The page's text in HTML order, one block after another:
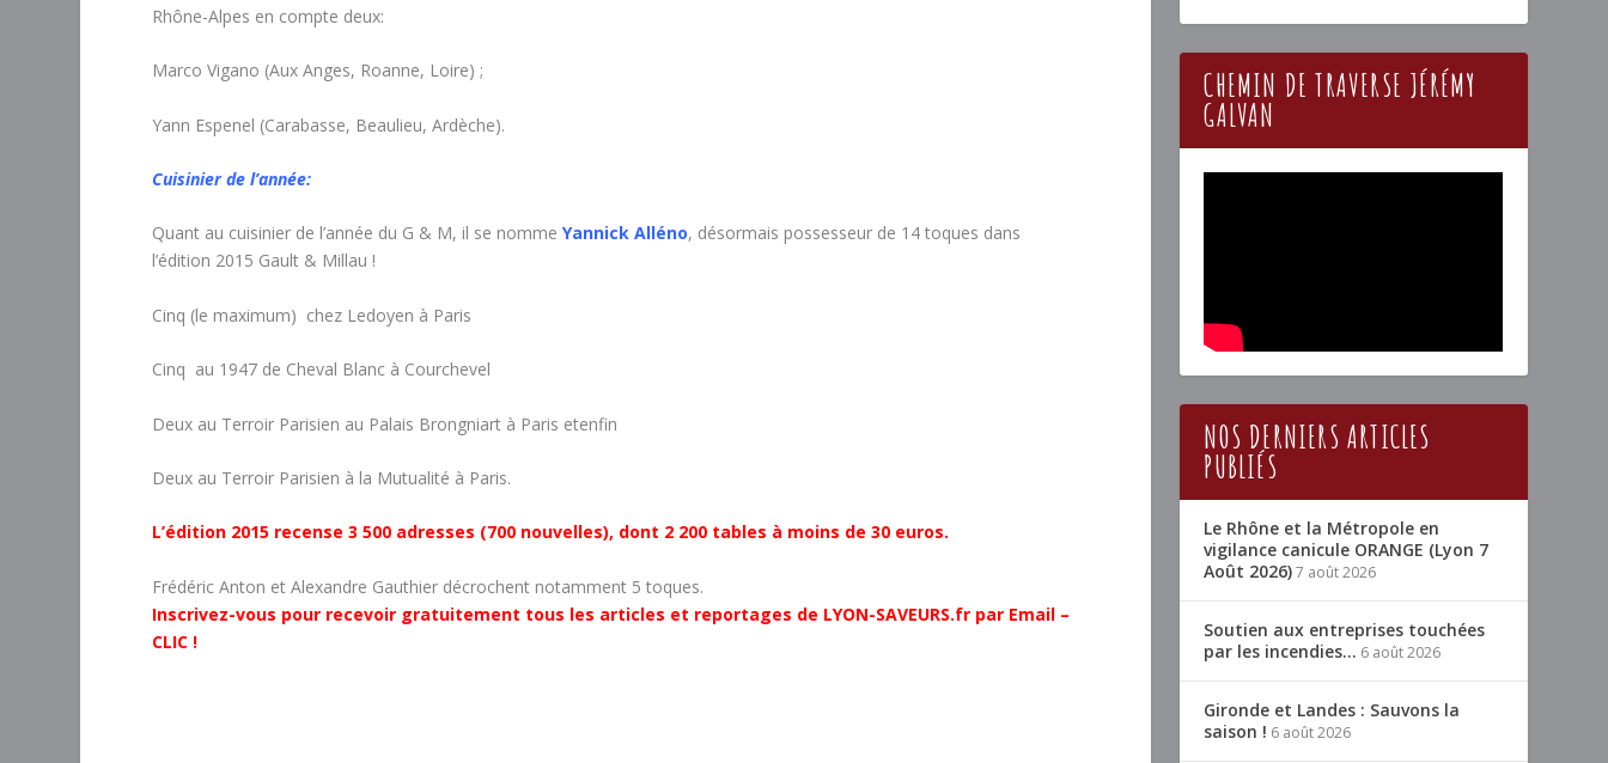
Rhône-Alpes en compte deux:
Marco Vigano (Aux Anges, Roanne, Loire) ;
Yann Espenel (Carabasse, Beaulieu, Ardèche).
Cuisinier de l’année:
Quant au cuisinier de l’année du G & M, il se nommeYannick Alléno, désormais possesseur de 14 toques dans
l’édition 2015 Gault & Millau !
Cinq (le maximum) chez Ledoyen à Paris
Cinq au 1947 de Cheval Blanc à Courchevel
Deux au Terroir Parisien au Palais Brongniart à Paris etenfin
Deux au Terroir Parisien à la Mutualité à Paris.
L’édition 2015 recense 3 500 adresses (700 nouvelles), dont 2 200 tables à moins de 30 euros.
Frédéric Anton et Alexandre Gauthier décrochent notamment 5 toques.
Inscrivez-vous pour recevoir gratuitement tous les articles et reportages de LYON-SAVEURS.fr par Email –
CLIC !
CHEMIN DE TRAVERSE JÉRÉMY
GALVAN
NOS DERNIERS ARTICLES
PUBLIÉS
Le Rhône et la Métropole en
vigilance canicule ORANGE (Lyon 7
Août 2026)7 août 2026
Soutien aux entreprises touchées
par les incendies… 6 août 2026
Gironde et Landes : Sauvons la
saison ! 6 août 2026